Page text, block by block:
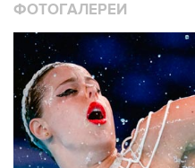
ФОТОГАЛЕРЕИ